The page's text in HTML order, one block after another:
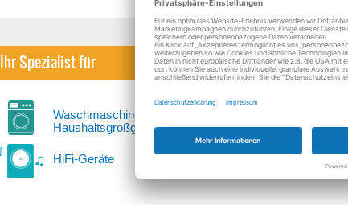
Ihr Spezialist für
Waschmaschinen und
Haushaltsgroßgeräte
HiFi-Geräte Kleingeräte